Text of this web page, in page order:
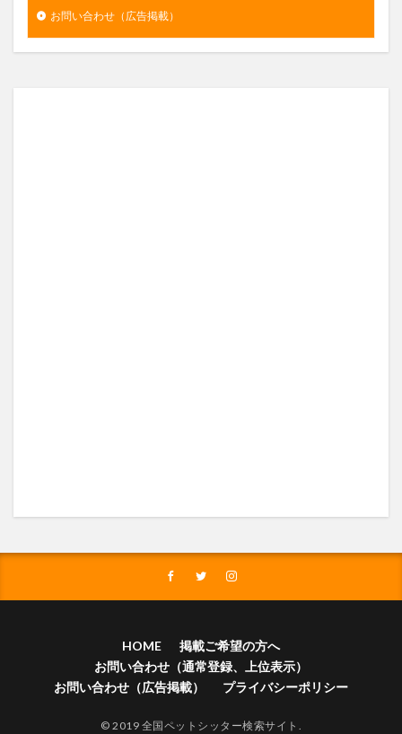
お問い合わせ（広告掲載）
HOME
掲載ご希望の方へ
お問い合わせ（通常登録、上位表示）
お問い合わせ（広告掲載）
プライバシーポリシー
© 2019 全国ペットシッター検索サイト.